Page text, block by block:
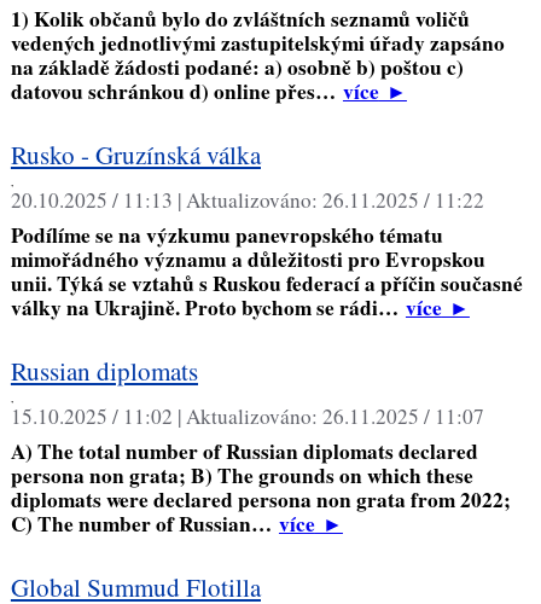
1) Kolik občanů bylo do zvláštních seznamů voličů
vedených jednotlivými zastupitelskými úřady zapsáno
na základě žádosti podané: a) osobně b) poštou c)
datovou schránkou d) online přes… více►
Rusko - Gruzínská válka
,
20.10.2025 / 11:13 |Aktualizováno: 26.11.2025 / 11:22
Podílíme se na výzkumu panevropského tématu
mimořádného významu a důležitosti pro Evropskou
unii. Týká se vztahů s Ruskou federací a příčin současné
války na Ukrajině. Proto bychom se rádi… více►
Russian diplomats
,
15.10.2025 / 11:02 |Aktualizováno: 26.11.2025 / 11:07
A) The total number of Russian diplomats declared
persona non grata; B) The grounds on which these
diplomats were declared persona non grata from 2022;
C) The number of Russian… více►
Global Summud Flotilla